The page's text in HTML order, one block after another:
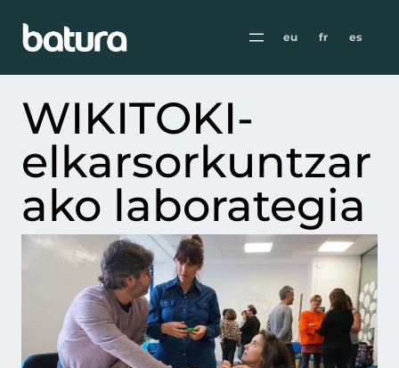
eu fr es
WIKITOKI-
elkarsorkuntzar
ako laborategia